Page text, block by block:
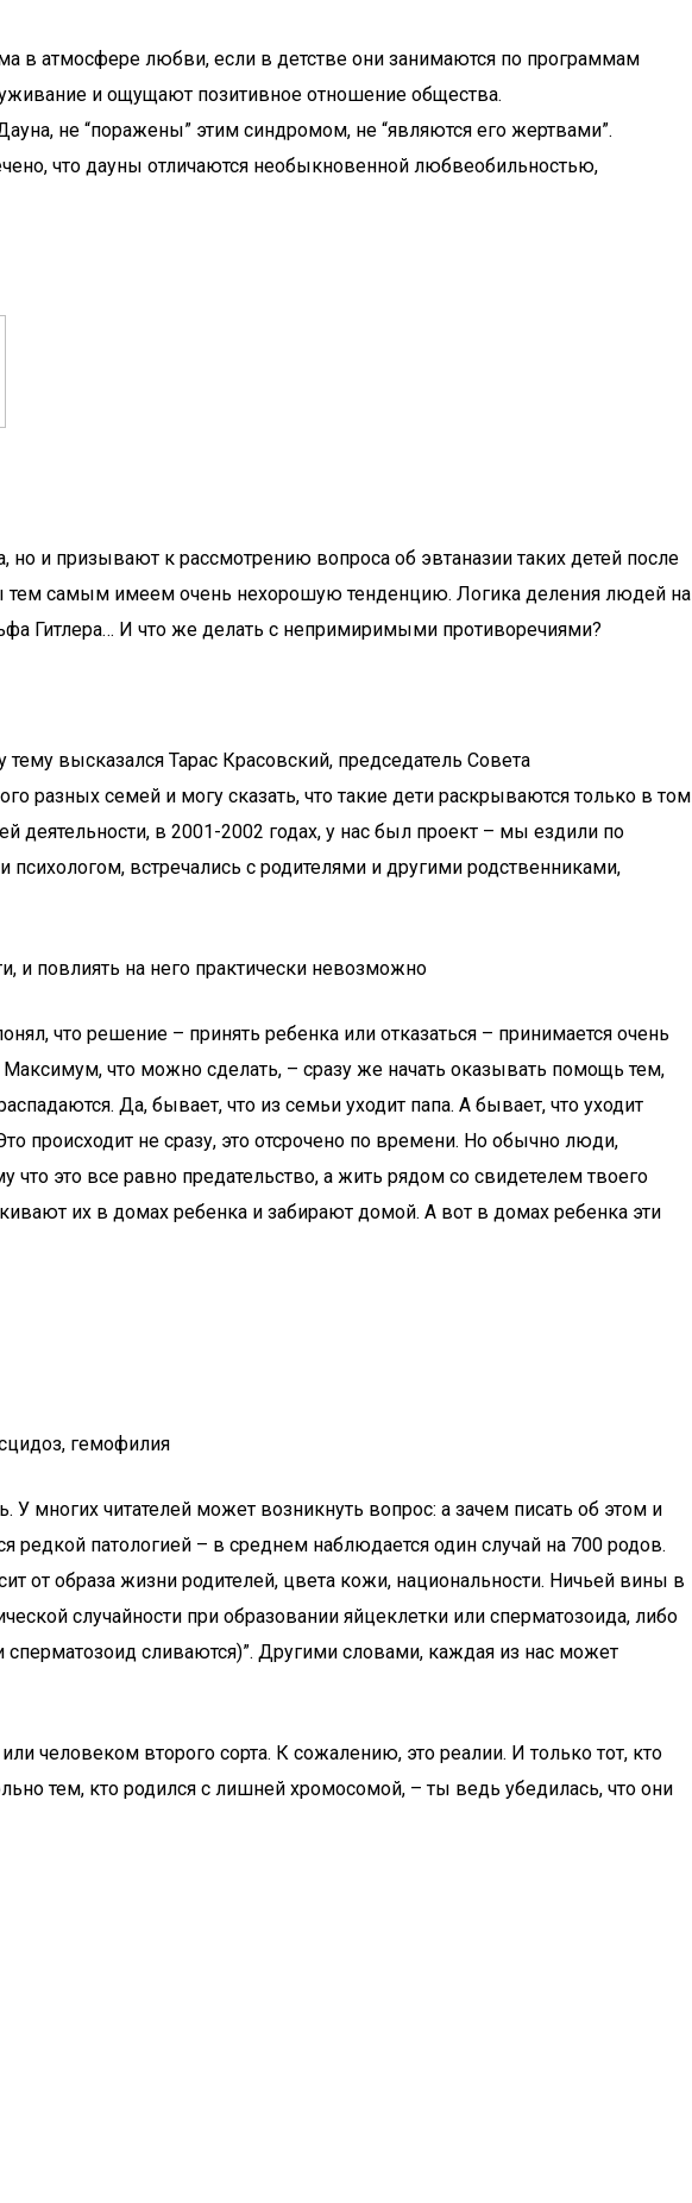
в атмосфере любви, если в детстве они занимаются по программам
и ощущают позитивное отношение общества.
не “поражены” этим синдромом, не “являются его жертвами”.
что дауны отличаются необыкновенной любвеобильностью,
и призывают к рассмотрению вопроса об эвтаназии таких детей после
самым имеем очень нехорошую тенденцию. Логика деления людей на
Гитлера… И что же делать с непримиримыми противоречиями?
высказался Тарас Красовский, председатель Совета
разных семей и могу сказать, что такие дети раскрываются только в том
деятельности, в 2001-2002 годах, у нас был проект – мы ездили по
встречались с родителями и другими родственниками,
и повлиять на него практически невозможно
что решение – принять ребенка или отказаться – принимается очень
что можно сделать, – сразу же начать оказывать помощь тем,
Да, бывает, что из семьи уходит папа. А бывает, что уходит
происходит не сразу, это отсрочено по времени. Но обычно люди,
это все равно предательство, а жить рядом со свидетелем твоего
их в домах ребенка и забирают домой. А вот в домах ребенка эти
гемофилия
многих читателей может возникнуть вопрос: а зачем писать об этом и
редкой патологией – в среднем наблюдается один случай на 700 родов.
от образа жизни родителей, цвета кожи, национальности. Ничьей вины в
случайности при образовании яйцеклетки или сперматозоида, либо
сперматозоид сливаются)”. Другими словами, каждая из нас может
человеком второго сорта. К сожалению, это реалии. И только тот, кто
тем, кто родился с лишней хромосомой, – ты ведь убедилась, что они